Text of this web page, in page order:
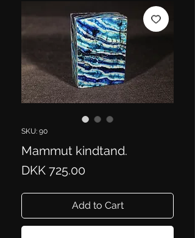
SKU: 90
Mammut kindtand.
DKK 725.00Price
Add to Cart